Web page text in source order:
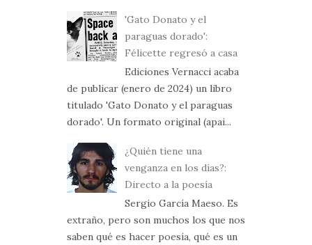
'Gato Donato y el
paraguas dorado':
Félicette regresó a casa
Ediciones Vernacci acaba
de publicar (enero de 2024) un libro
titulado 'Gato Donato y el paraguas
dorado'. Un formato original (apai...
¿Quién tiene una
venganza en los días?:
Directo a la poesía
Sergio García Maeso. Es
extraño, pero son muchos los que nos
saben qué es hacer poesía, qué es un